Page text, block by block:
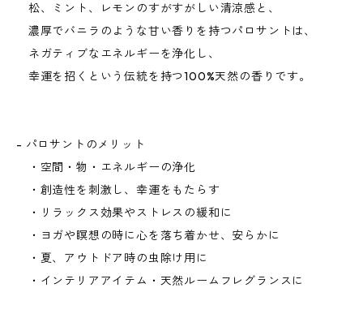
松、ミント、レモンのすがすがしい清涼感と、
濃厚でバニラのような甘い香りを持つパロサントは、
ネガティブなエネルギーを浄化し、
幸運を招くという伝統を持つ100%天然の香りです。
- パロサントのメリット
・空間・物・エネルギーの浄化
・創造性を刺激し、幸運をもたらす
・リラックス効果やストレスの緩和に
・ヨガや瞑想の時に心を落ち着かせ、安らかに
・夏、アウトドア時の虫除け用に
・インテリアアイテム・天然ルームフレグランスに